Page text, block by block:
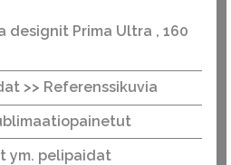
Prima Ultra , 160
>> Referenssikuvia
ym. pelipaidat